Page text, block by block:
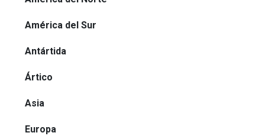
América del Sur
Antártida
Ártico
Asia
Europa